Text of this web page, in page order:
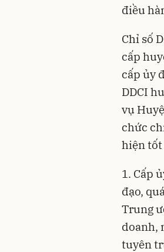
điều
Chỉ số
cấp
cấp ủy
DDCI
vụ
chức
hiện tốt
1. Cấp
đạo,
Trung
doanh,
tuyên